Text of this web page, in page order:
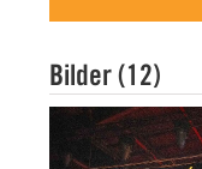
Bilder (12)